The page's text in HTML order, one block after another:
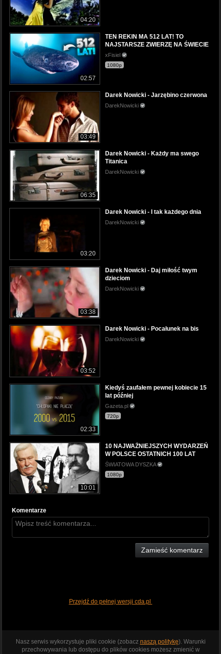
04:20
02:57
TEN REKIN MA 512 LAT! TO
NAJSTARSZE ZWIERZĘ NA ŚWIECIE
xFisiel
1080p
03:49
Darek Nowicki - Jarzębino czerwona
DarekNowicki
06:35
Darek Nowicki - Każdy ma swego
Titanica
DarekNowicki
03:20
Darek Nowicki - I tak każdego dnia
DarekNowicki
03:38
Darek Nowicki - Daj miłość twym
dzieciom
DarekNowicki
03:52
Darek Nowicki - Pocałunek na bis
DarekNowicki
02:33
Kiedyś zaufałem pewnej kobiecie 15
lat później
Gazeta.pl
720p
10:01
10 NAJWAŻNIEJSZYCH WYDARZEŃ
W POLSCE OSTATNICH 100 LAT
ŚWIATOWA DYSZKA
1080p
Komentarze
Zamieść komentarz
Przejdź do pełnej wersji cda.pl
Nasz serwis wykorzystuje pliki cookie (zobacz naszą politykę). Warunki
przechowywania lub dostępu do plików cookies możesz zmienić w